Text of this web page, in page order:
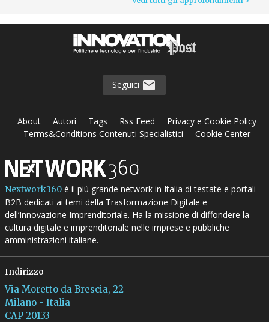
Seguici
About Autori Tags Rss Feed
Privacy e Cookie Policy
Terms&Conditions Contenuti Specialistici
Cookie Center
Nextwork360è il più grande network in Italia di testate e portali
B2B dedicati ai temi della Trasformazione Digitale e
dell’Innovazione Imprenditoriale. Ha la missione di diffondere la
cultura digitale e imprenditoriale nelle imprese e pubbliche
amministrazioni italiane.
Indirizzo
Via Moretto da Brescia, 22
Milano - Italia
CAP 20133